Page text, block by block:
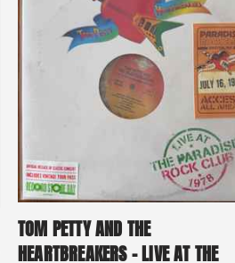
TOM PETTY AND THE
HEARTBREAKERS – LIVE AT THE